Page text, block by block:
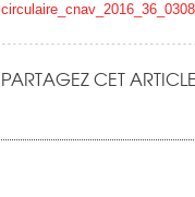
PARTAGEZ CET ARTICLE